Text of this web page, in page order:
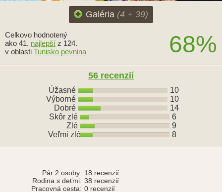
Galéria (4 + 39)
68%
Celkovo hodnotený
ako 41. najlepší z 124.
v oblasti Tunisko pevnina
56 recenzií
Úžasné
10
Výborné
10
Dobré
14
Skôr zlé
6
Zlé
9
Veľmi zlé
8
Pár 2 osoby: 18 recenzií
Rodina s deťmi: 38 recenzií
Pracovná cesta: 0 recenzií